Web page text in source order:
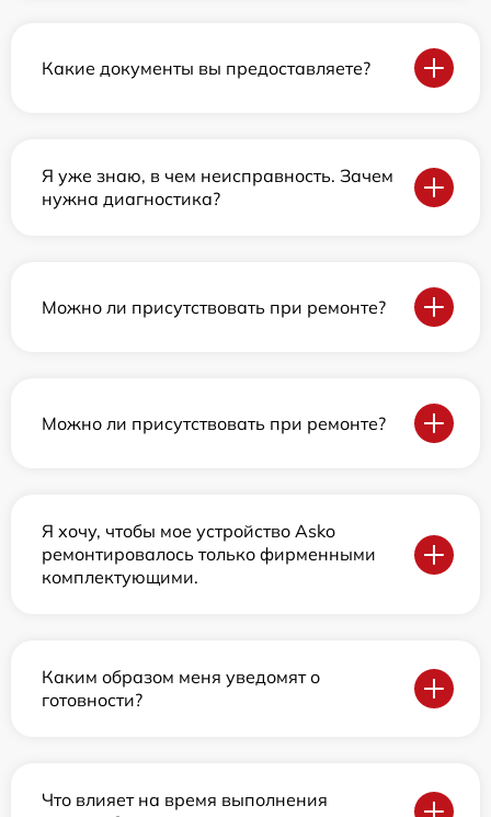
Какие документы вы предоставляете?
Я уже знаю, в чем неисправность. Зачем
нужна диагностика?
Можно ли присутствовать при ремонте?
Можно ли присутствовать при ремонте?
Я хочу, чтобы мое устройство Asko
ремонтировалось только фирменными
комплектующими.
Каким образом меня уведомят о
готовности?
Что влияет на время выполнения